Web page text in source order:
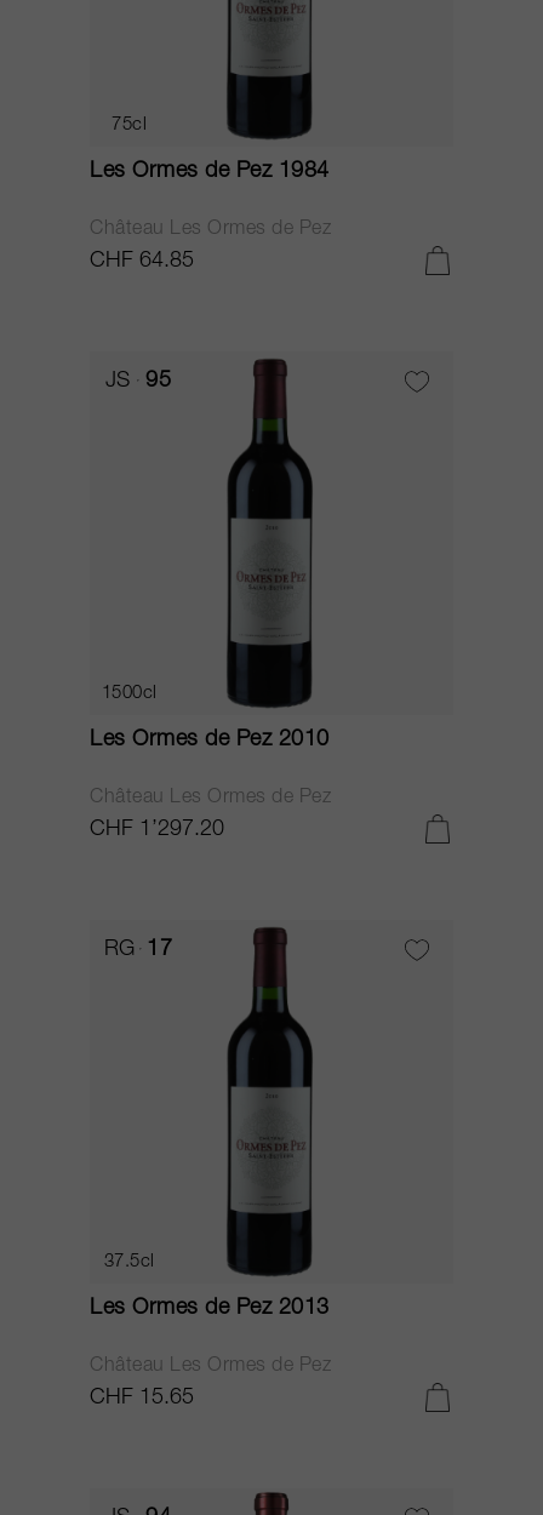
75cl
Les Ormes de Pez 1984
Château Les Ormes de Pez
CHF 64.85
JS 95
1500cl
Les Ormes de Pez 2010
Château Les Ormes de Pez
CHF 1’297.20
RG 17
37.5cl
Les Ormes de Pez 2013
Château Les Ormes de Pez
CHF 15.65